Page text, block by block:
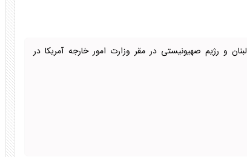
و رژیم صهیونیستی در مقر وزارت امور خارجه آمریکا در